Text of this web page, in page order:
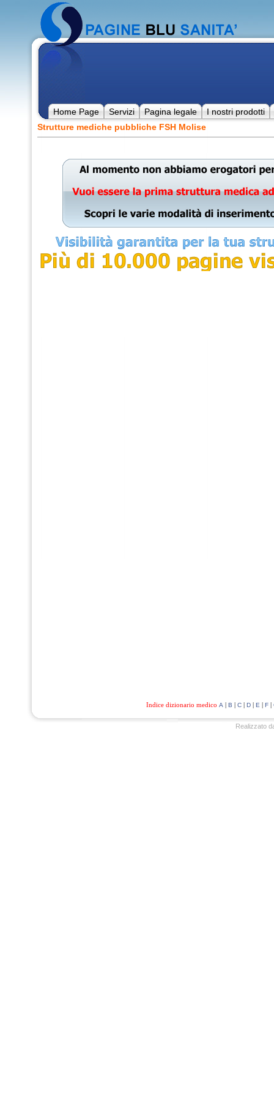
Home Page Servizi Pagina legale
I nostri prodotti
Strutture mediche pubbliche FSH Molise
Indice dizionario medico A | B | C| D| E | F|
Realizzato